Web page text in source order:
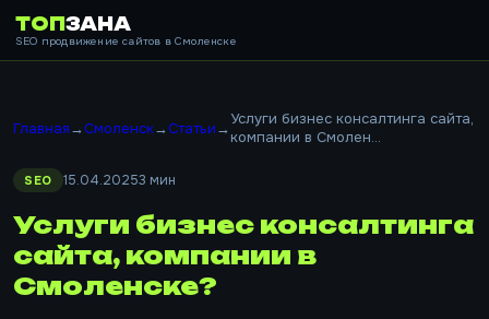
ТОП ЗАНА
SEO продвижение сайтов в Смоленске
Главная→Смоленск→Статьи→Услуги бизнес консалтинга сайта,
компании в Смолен...
SEO 15.04.20253 мин
Услуги бизнес консалтинга
сайта, компании в
Смоленске?